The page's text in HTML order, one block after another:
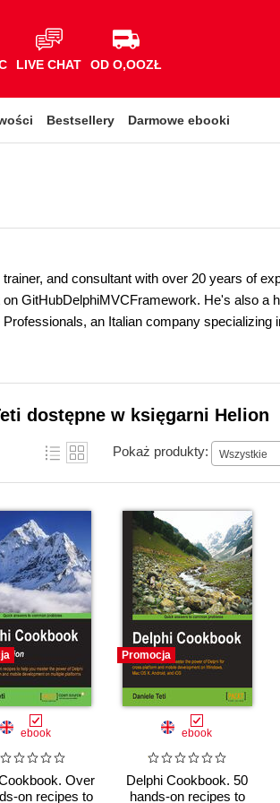
LIVE CHAT OD O,OOZŁ
Bestsellery Darmowe ebooki
and consultant with over 20 years of
GitHubDelphiMVCFramework. He's also a
an Italian company specializing
dostępne w księgarni Helion
Pokaż produkty: Wszystkie
ebook
Over
on recipes to
Promocja
ebook
Delphi Cookbook. 50
hands-on recipes to